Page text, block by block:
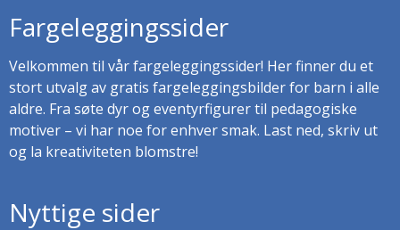
Fargeleggingssider
Velkommen til vår fargeleggingssider! Her finner du et
stort utvalg av gratis fargeleggingsbilder for barn i alle
aldre. Fra søte dyr og eventyrfigurer til pedagogiske
motiver – vi har noe for enhver smak. Last ned, skriv ut
og la kreativiteten blomstre!
Nyttige sider